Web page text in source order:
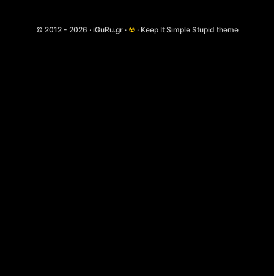
© 2012 - 2026 · iGuRu.gr · ☢ · Keep It Simple Stupid theme